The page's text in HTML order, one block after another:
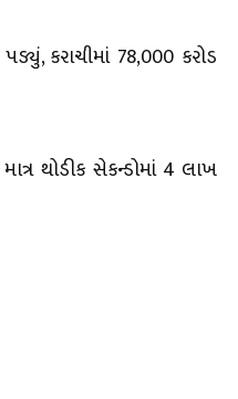
કરાચીમાં 78,000 કરોડ
થોડીક સેકન્ડોમાં 4 લાખ